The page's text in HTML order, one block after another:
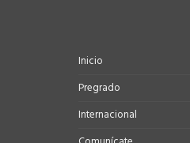
Inicio
Pregrado
Internacional